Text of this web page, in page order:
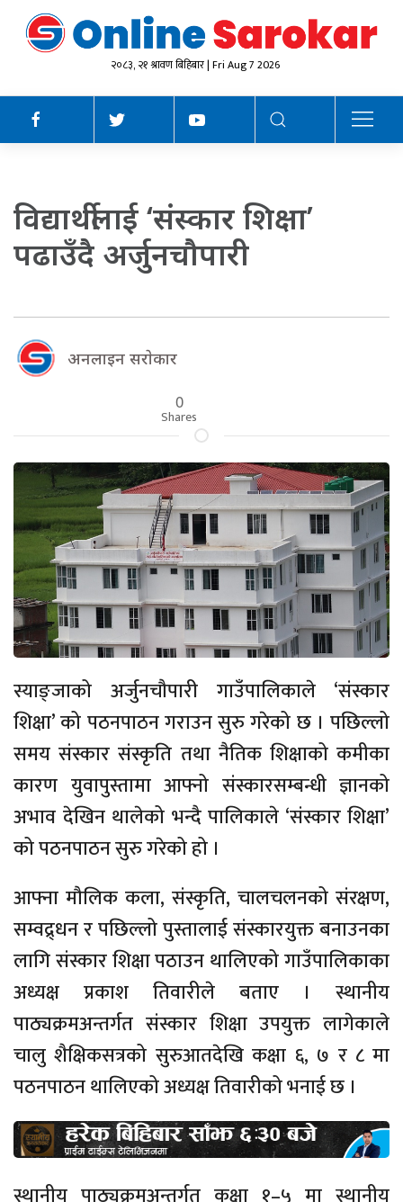
२०८३, २१ श्रावण बिहिबार | Fri Aug 7 2026
विद्यार्थीलाई ‘संस्कार शिक्षा’
पढाउँदै अर्जुनचौपारी
अनलाइन सराेकार
0
Shares
स्याङ्जाको अर्जुनचौपारी गाउँपालिकाले ‘संस्कार
शिक्षा’ को पठनपाठन गराउन सुरु गरेको छ । पछिल्लो
समय संस्कार संस्कृति तथा नैतिक शिक्षाको कमीका
कारण युवापुस्तामा आफ्नो संस्कारसम्बन्धी ज्ञानको
अभाव देखिन थालेको भन्दै पालिकाले ‘संस्कार शिक्षा’
को पठनपाठन सुरु गरेको हो ।
आफ्ना मौलिक कला, संस्कृति, चालचलनको संरक्षण,
सम्वद्र्धन र पछिल्लो पुस्तालाई संस्कारयुक्त बनाउनका
लागि संस्कार शिक्षा पठाउन थालिएको गाउँपालिकाका
अध्यक्ष प्रकाश तिवारीले बताए । स्थानीय
पाठ्यक्रमअन्तर्गत संस्कार शिक्षा उपयुक्त लागेकाले
चालु शैक्षिकसत्रको सुरुआतदेखि कक्षा ६, ७ र ८ मा
पठनपाठन थालिएको अध्यक्ष तिवारीको भनाई छ ।